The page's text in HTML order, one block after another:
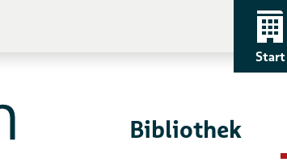
Start
Bibliothek